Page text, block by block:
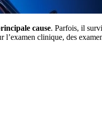
cause. Parfois, il
clinique, des